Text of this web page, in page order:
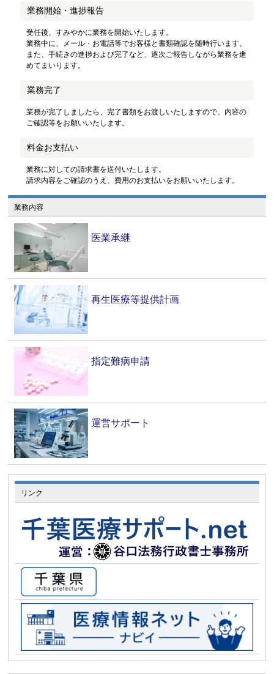
業務開始・進捗報告
受任後、すみやかに業務を開始いたします。
業務中に、メール・お電話等でお客様と書類確認を随時行います。
また、手続きの進捗および完了など、逐次ご報告しながら業務を進
めてまいります。
業務完了
業務が完了しましたら、完了書類をお渡しいたしますので、内容の
ご確認等をお願いいたします。
料金お支払い
業務に対しての請求書を送付いたします。
請求内容をご確認のうえ、費用のお支払いをお願いいたします。
業務内容
医業承継
再生医療等提供計画
指定難病申請
運営サポート
リンク